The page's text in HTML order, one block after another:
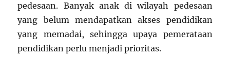
pedesaan. Banyak anak di wilayah pedesaan
yang belum mendapatkan akses pendidikan
yang memadai, sehingga upaya pemerataan
pendidikan perlu menjadi prioritas.